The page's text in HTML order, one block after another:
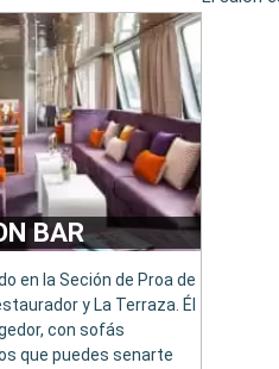
BAR
en la Seción de Proa de
y La Terraza. Él
con sofás
que puedes senarte